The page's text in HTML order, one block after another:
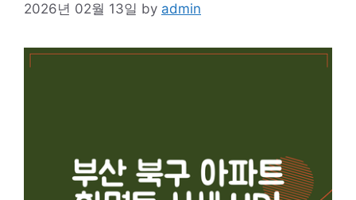
2026년 02월 13일 by admin